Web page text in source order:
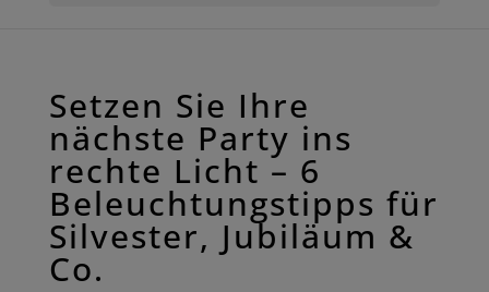
Setzen Sie Ihre
nächste Party ins
rechte Licht – 6
Beleuchtungstipps für
Silvester, Jubiläum &
Co.